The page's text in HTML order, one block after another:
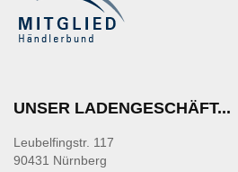
UNSER LADENGESCHÄFT...
Leubelfingstr. 117
90431 Nürnberg